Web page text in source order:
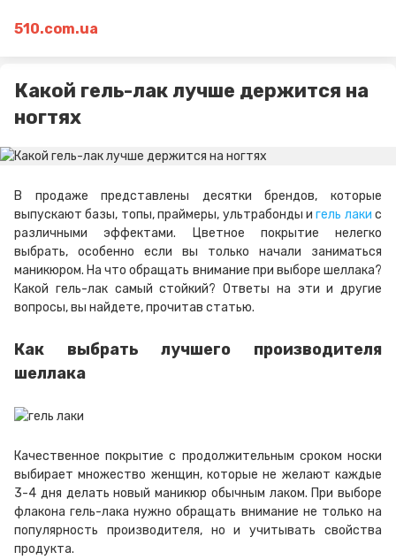
510.com.ua
Какой гель-лак лучше держится на
ногтях
В продаже представлены десятки брендов, которые
выпускают базы, топы, праймеры, ультрабонды игель лаки с
различными эффектами. Цветное покрытие нелегко
выбрать, особенно если вы только начали заниматься
маникюром. На что обращать внимание при выборе шеллака?
Какой гель-лак самый стойкий? Ответы на эти и другие
вопросы, вы найдете, прочитав статью.
Как выбрать лучшего производителя
шеллака
Качественное покрытие с продолжительным сроком носки
выбирает множество женщин, которые не желают каждые
3-4 дня делать новый маникюр обычным лаком. При выборе
флакона гель-лака нужно обращать внимание не только на
популярность производителя, но и учитывать свойства
продукта.